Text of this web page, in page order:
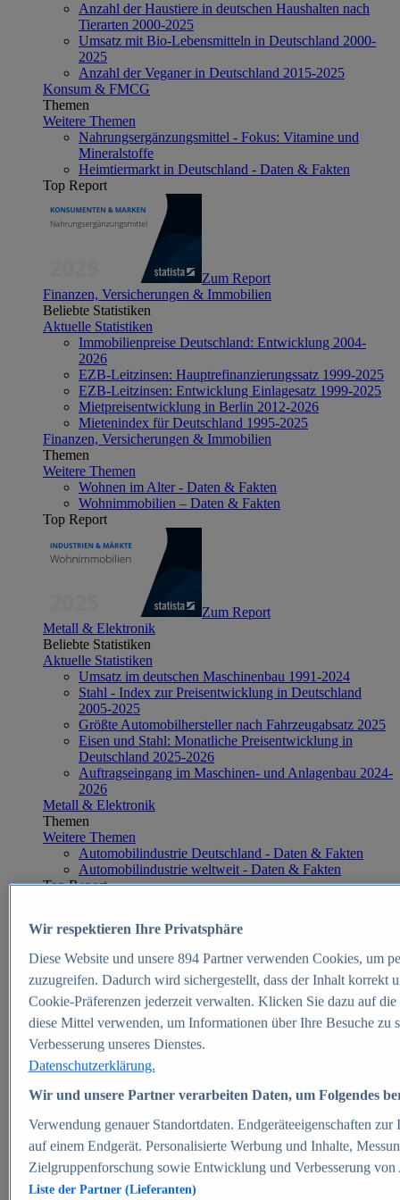
Anzahl der Haustiere in deutschen Haushalten nach
Tierarten 2000-2025
Umsatz mit Bio-Lebensmitteln in Deutschland 2000-
2025
Anzahl der Veganer in Deutschland 2015-2025
Konsum & FMCG
Themen
Weitere Themen
Nahrungsergänzungsmittel - Fokus: Vitamine und
Mineralstoffe
Heimtiermarkt in Deutschland - Daten & Fakten
Top Report
Zum Report
Finanzen, Versicherungen & Immobilien
Beliebte Statistiken
Aktuelle Statistiken
Immobilienpreise Deutschland: Entwicklung 2004-
2026
EZB-Leitzinsen: Hauptrefinanzierungssatz 1999-2025
EZB-Leitzinsen: Entwicklung Einlagesatz 1999-2025
Mietpreisentwicklung in Berlin 2012-2026
Mietenindex für Deutschland 1995-2025
Finanzen, Versicherungen & Immobilien
Themen
Weitere Themen
Wohnen im Alter - Daten & Fakten
Wohnimmobilien – Daten & Fakten
Top Report
Zum Report
Metall & Elektronik
Beliebte Statistiken
Aktuelle Statistiken
Umsatz im deutschen Maschinenbau 1991-2024
Stahl - Index zur Preisentwicklung in Deutschland
2005-2025
Größte Automobilhersteller nach Fahrzeugabsatz 2025
Eisen und Stahl: Monatliche Preisentwicklung in
Deutschland 2025-2026
Auftragseingang im Maschinen- und Anlagenbau 2024-
2026
Metall & Elektronik
Themen
Weitere Themen
Automobilindustrie Deutschland - Daten & Fakten
Automobilindustrie weltweit - Daten & Fakten
Top Report
Zum Report
E-commerce
Beliebte Statistiken
Aktuelle Statistiken
E-Commerce - Entwicklung des Umsatzes in
Deutschland 1999-2025
Umsatz von Amazon in Deutschland und weltweit
2010-2025
B2C-E-Commerce: Top-50 Online Shops in
Deutschland 2024
Marktanteile von Online-Zahlungsverfahren in
Deutschland 2024
Umsatzstarke Warengruppen im Online-Handel in
Deutschland 2023-2025
Wir respektieren Ihre Privatsphäre
Diese Website und unsere 894Partner verwenden Cookies, um
zuzugreifen. Dadurch wird sichergestellt, dass der Inhalt korrekt
Cookie-Präferenzen jederzeit verwalten. Klicken Sie dazu auf
diese Mittel verwenden, um Informationen über Ihre Besuche
Verbesserung unseres Dienstes.
Datenschutzerklärung.
Wir und unsere Partner verarbeiten Daten, um Folgendes
Verwendung genauer Standortdaten. Endgeräteeigenschaften
auf einem Endgerät. Personalisierte Werbung und Inhalte,
Zielgruppenforschung sowie Entwicklung und Verbesserung von
Liste der Partner (Lieferanten)